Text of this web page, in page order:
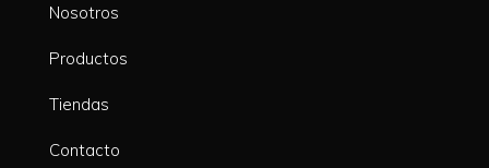
Nosotros
Productos
Tiendas
Contacto